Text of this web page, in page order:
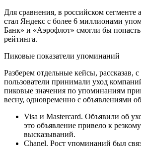
Для сравнения, в российском
стал Яндекс с более 6 миллионами
Банк» и «Аэрофлот» смогли бы
рейтинга.
Пиковые показатели упоминаний
Разберем отдельные кейсы, рассказав,
пользователи принимали уход
пиковые значения по упоминаниям
весну, одновременно с объявлениями
Visa и Mastercard. Объявили об
это объявление привело к
высказываний.
Chanel. Рост упоминаний был